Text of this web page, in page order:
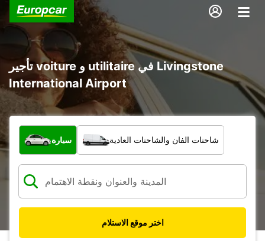
تأجير voiture و utilitaire في Livingstone
International Airport
ما نوع المركبة؟
سيارة شاحنات الفان والشاحنات العادية
اختر موقع الاستلام